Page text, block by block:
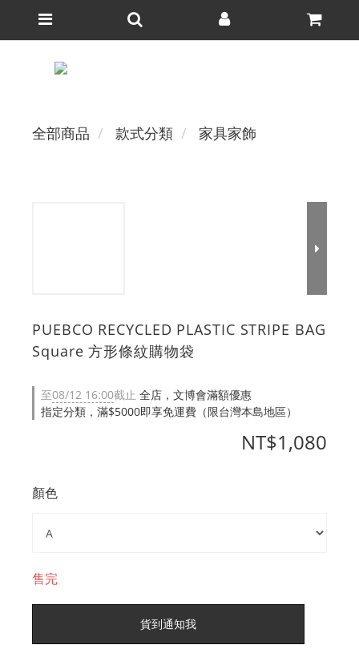
全部商品 款式分類 家具家飾
PUEBCO RECYCLED PLASTIC STRIPE BAG
Square 方形條紋購物袋
至08/12 16:00截止 全店，文博會滿額優惠
指定分類，滿$5000即享免運費（限台灣本島地區）
NT$1,080
顏色
售完
貨到通知我